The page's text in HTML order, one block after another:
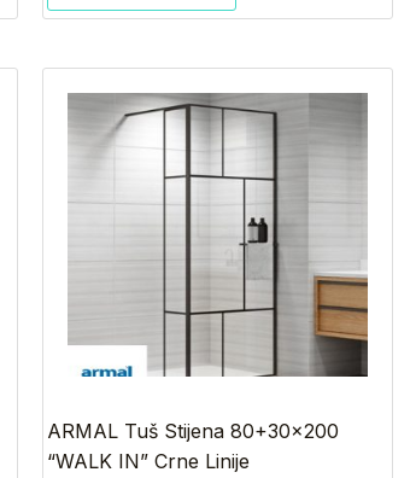
ARMAL Tuš Stijena 80+30×200
“WALK IN” Crne Linije